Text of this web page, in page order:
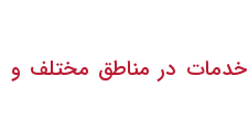
خدمات در مناطق مختلف و